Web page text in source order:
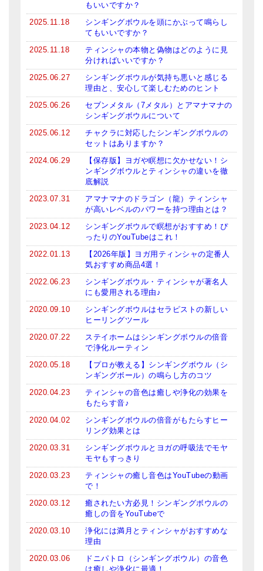
もいいですか？
2025.11.18
シンギングボウルを頭にかぶって鳴らし
てもいいですか？
2025.11.18
ティンシャの本物と偽物はどのように見
分ければいいですか？
2025.06.27
シンギングボウルが気持ち悪いと感じる
理由と、安心して楽しむためのヒント
2025.06.26
セブンメタル（7メタル）とアマナマナの
シンギングボウルについて
2025.06.12
チャクラに対応したシンギングボウルの
セットはありますか？
2024.06.29
【保存版】ヨガや瞑想に欠かせない！シ
ンギングボウルとティンシャの違いを徹
底解説
2023.07.31
アマナマナのドラゴン（龍）ティンシャ
が高いレベルのパワーを持つ理由とは？
2023.04.12
シンギングボウルで瞑想がおすすめ！ぴ
ったりのYouTubeはこれ！
2022.01.13
【2026年版】ヨガ用ティンシャの定番人
気おすすめ商品4選！
2022.06.23
シンギングボウル・ティンシャが著名人
にも愛用される理由♪
2020.09.10
シンギングボウルはセラピストの新しい
ヒーリングツール
2020.07.22
ステイホームはシンギングボウルの倍音
で浄化ルーティン
2020.05.18
【プロが教える】シンギングボウル（シ
ンギングボール）の鳴らし方のコツ
2020.04.23
ティンシャの音色は癒しや浄化の効果を
もたらす音♪
2020.04.02
シンギングボウルの倍音がもたらすヒー
リング効果とは
2020.03.31
シンギングボウルとヨガの呼吸法でモヤ
モヤもすっきり
2020.03.23
ティンシャの癒し音色はYouTubeの動画
で！
2020.03.12
癒されたい方必見！シンギングボウルの
癒しの音をYouTubeで
2020.03.10
浄化には満月とティンシャがおすすめな
理由
2020.03.06
ドニパトロ（シンギングボウル）の音色
は癒しや浄化に最適！